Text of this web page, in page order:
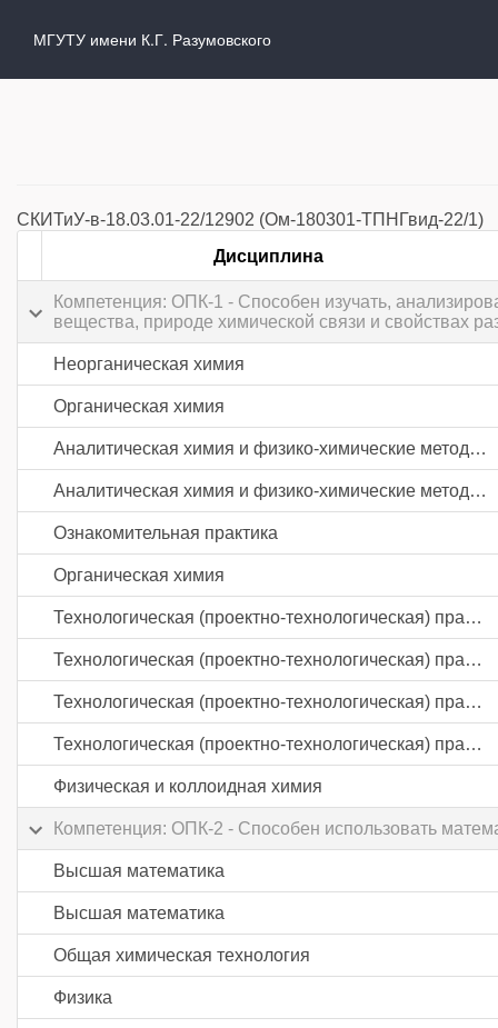
МГУТУ имени К.Г. Разумовского
СКИТиУ-в-18.03.01-22/12902 (Ом-180301-ТПНГвид-22/1)
Дисциплина
Компетенция: ОПК-1 - Способен изучать,
вещества, природе химической связи и свойствах
Неорганическая химия
Органическая химия
Аналитическая химия и физико-химические методы анализа
Аналитическая химия и физико-химические методы анализа
Ознакомительная практика
Органическая химия
Технологическая (проектно-технологическая) практика
Технологическая (проектно-технологическая) практика
Технологическая (проектно-технологическая) практика
Технологическая (проектно-технологическая) практика
Физическая и коллоидная химия
Компетенция: ОПК-2 - Способен использовать
Высшая математика
Высшая математика
Общая химическая технология
Физика